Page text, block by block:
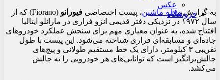
عکس
فروشگاهبه گزارشمجله ماشین، پیست اختصاصی فیورانو
(Fiorano) که از
سال ۱۹۷۲ در نزدیکی دفتر قدیمی انزو فراری در مارانلو ایتالیا
افتتاح شده، به عنوان معیاری مهم برای سنجش عملکرد خودروهای
جاده‌ای و مسابقه‌ای فراری شناخته می‌شود. این پیست با طول
تقریبی ۳ کیلومتر، دارای یک خط مستقیم طولانی و پیچ‌های
چالش‌برانگیز است که توانایی‌های هر خودرویی را به چالش
می‌کشد.